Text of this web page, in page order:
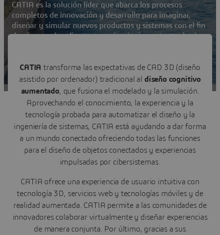
CATIA es la solución líder que abarca los procesos
completos de innovación y desarrollo para imaginar,
diseñar y simular nuevos productos y sistemas con el fin
de ofrecer a los clientes experiencias impactantes hacia
Visitar una comunidad de usuarios de CATIA
CATIA transforma las expectativas de CAD 3D (diseño
asistido por ordenador) tradicional al diseño cognitivo
aumentado, que fusiona el modelado y la simulación.
Aprovechando el conocimiento, la experiencia y la
tecnología probada para automatizar el diseño y la
ingeniería de sistemas, CATIA está ayudando a dar forma
a un mundo conectado ofreciendo todas las funciones
para el diseño de objetos conectados y experiencias
impulsadas por cibersistemas.
CATIA ofrece una experiencia de usuario intuitiva con
tecnología 3D, servicios web y tecnologías móviles y de
realidad aumentada. CATIA permite a las comunidades de
innovadores colaborar virtualmente y diseñar experiencias
de manera conjunta. Por último, gracias a sus